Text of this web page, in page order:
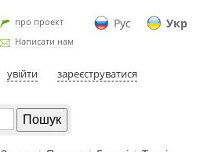
Рус Укр
про проект
Написати нам
увійти зареєструватися